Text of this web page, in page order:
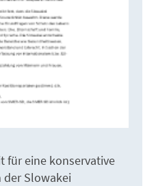
für eine konservative
der Slowakei